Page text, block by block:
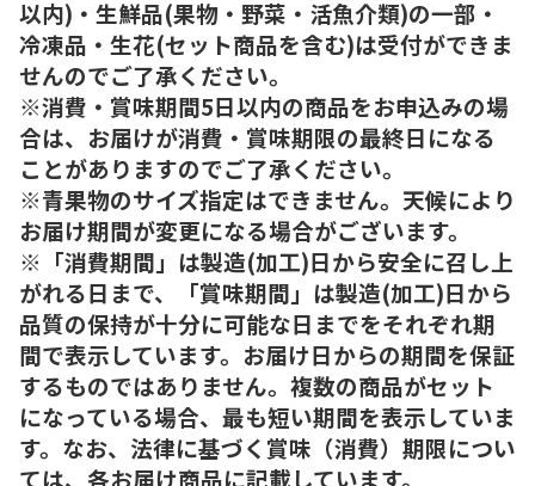
以内)・生鮮品(果物・野菜・活魚介類)の一部・
冷凍品・生花(セット商品を含む)は受付ができま
せんのでご了承ください。
※消費・賞味期間5日以内の商品をお申込みの場
合は、お届けが消費・賞味期限の最終日になる
ことがありますのでご了承ください。
※青果物のサイズ指定はできません。天候により
お届け期間が変更になる場合がございます。
※「消費期間」は製造(加工)日から安全に召し上
がれる日まで、「賞味期間」は製造(加工)日から
品質の保持が十分に可能な日までをそれぞれ期
間で表示しています。お届け日からの期間を保証
するものではありません。複数の商品がセット
になっている場合、最も短い期間を表示していま
す。なお、法律に基づく賞味（消費）期限につい
ては、各お届け商品に記載しています。